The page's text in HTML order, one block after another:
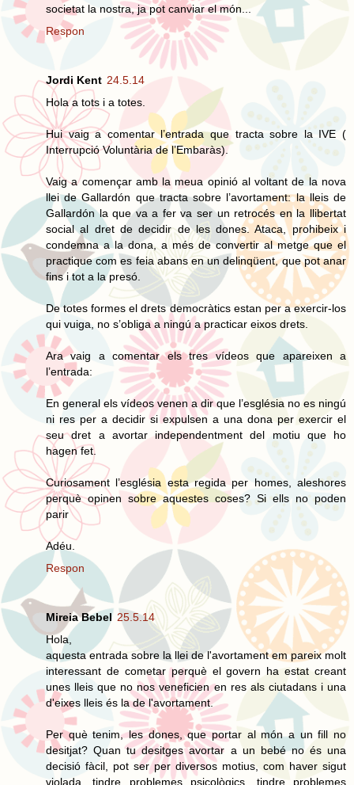
societat la nostra, ja pot canviar el món...
Respon
Jordi Kent 24.5.14
Hola a tots i a totes.
Hui vaig a comentar l’entrada que tracta sobre la IVE (
Interrupció Voluntària de l’Embaràs).
Vaig a començar amb la meua opinió al voltant de la nova
llei de Gallardón que tracta sobre l’avortament: la lleis de
Gallardón la que va a fer va ser un retrocés en la llibertat
social al dret de decidir de les dones. Ataca, prohibeix i
condemna a la dona, a més de convertir al metge que el
practique com es feia abans en un delinqüent, que pot anar
fins i tot a la presó.
De totes formes el drets democràtics estan per a exercir-los
qui vuiga, no s’obliga a ningú a practicar eixos drets.
Ara vaig a comentar els tres vídeos que apareixen a
l’entrada:
En general els vídeos venen a dir que l’església no es ningú
ni res per a decidir si expulsen a una dona per exercir el
seu dret a avortar independentment del motiu que ho
hagen fet.
Curiosament l’església esta regida per homes, aleshores
perquè opinen sobre aquestes coses? Si ells no poden
parir
Adéu.
Respon
Mireia Bebel 25.5.14
Hola,
aquesta entrada sobre la llei de l'avortament em pareix molt
interessant de cometar perquè el govern ha estat creant
unes lleis que no nos veneficien en res als ciutadans i una
d'eixes lleis és la de l'avortament.
Per què tenim, les dones, que portar al món a un fill no
desitjat? Quan tu desitges avortar a un bebé no és una
decisió fàcil, pot ser per diversos motius, com haver sigut
violada, tindre problemes psicològics, tindre problemes